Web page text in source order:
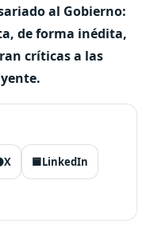
al Gobierno:
de forma inédita,
críticas a las
X 🟦LinkedIn